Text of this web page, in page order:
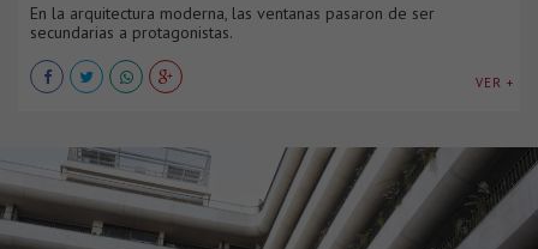
En la arquitectura moderna, las ventanas pasaron de ser
secundarias a protagonistas.
VER +